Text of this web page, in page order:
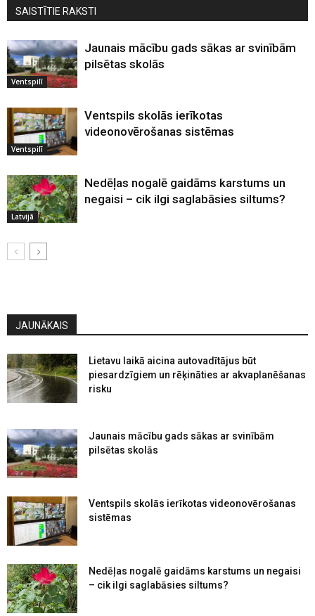
SAISTĪTIE RAKSTI
Ventspilī
Jaunais mācību gads sākas ar svinībām
pilsētas skolās
Ventspilī
Ventspils skolās ierīkotas
videonovērošanas sistēmas
Latvijā
Nedēļas nogalē gaidāms karstums un
negaisi – cik ilgi saglabāsies siltums?
JAUNĀKAIS
Lietavu laikā aicina autovadītājus būt
piesardzīgiem un rēķināties ar akvaplanēšanas
risku
Jaunais mācību gads sākas ar svinībām
pilsētas skolās
Ventspils skolās ierīkotas videonovērošanas
sistēmas
Nedēļas nogalē gaidāms karstums un negaisi
– cik ilgi saglabāsies siltums?